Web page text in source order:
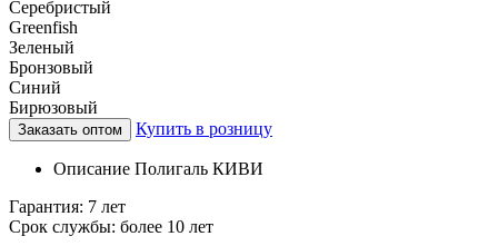
Серебристый
Greenfish
Зеленый
Бронзовый
Синий
Бирюзовый
Заказать оптом Купить в розницу
Описание Полигаль КИВИ
Гарантия: 7 лет
Срок службы: более 10 лет